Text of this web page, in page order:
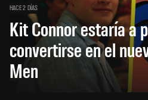
HACE 2 DÍAS
Kit Connor estaría a
convertirse en el
Men